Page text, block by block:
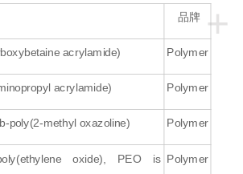
+
品牌
acrylamide) Polymer
acrylamide) Polymer
poly(2-methyl oxazoline) Polymer
poly(ethylene oxide), PEO is Polymer